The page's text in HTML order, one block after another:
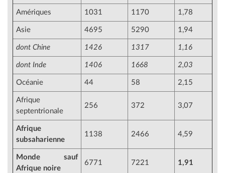
Amériques 1031 1170 1,78
Asie 4695 5290 1,94
dont Chine 1426 1317 1,16
dont Inde 1406 1668 2,03
Océanie 44 58 2,15
Afrique
septentrionale
256 372 3,07
Afrique
subsaharienne
1138 2466 4,59
Mond e sauf
Afrique noire
6771 7221 1,91